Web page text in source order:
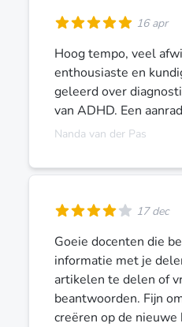
16 apr
Hoog tempo, veel
enthousiaste en
geleerd over
van ADHD. Een
Nanda van der Pas
17 dec
Goeie docenten die
informatie met je
artikelen te delen of
beantwoorden. Fijn
creëren op de nieuwe